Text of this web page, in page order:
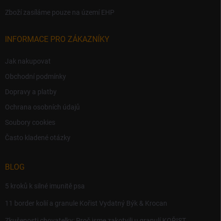
Zboží zasíláme pouze na území EHP
INFORMACE PRO ZÁKAZNÍKY
Jak nakupovat
Obchodní podmínky
Dopravy a platby
Ochrana osobních údajů
Soubory cookies
Často kladené otázky
BLOG
5 kroků k silné imunitě psa
11 border kolií a granule Kořist Vydatný Býk & Krocan